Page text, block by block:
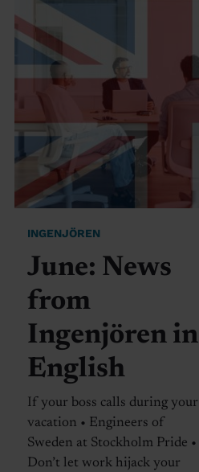
INGENJÖREN
June: News
from
Ingenjören in
English
If your boss calls during your
vacation • Engineers of
Sweden at Stockholm Pride •
Don’t let work hijack your